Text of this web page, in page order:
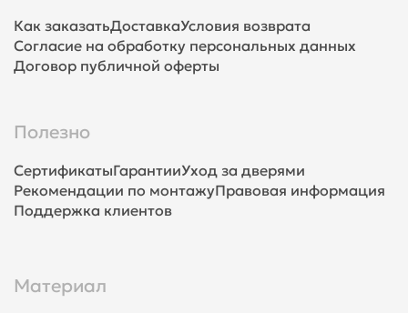
Как заказатьДоставкаУсловия возврата
Согласие на обработку персональных данных
Договор публичной оферты
Полезно
СертификатыГарантииУход за дверями
Рекомендации по монтажуПравовая информация
Поддержка клиентов
Материал